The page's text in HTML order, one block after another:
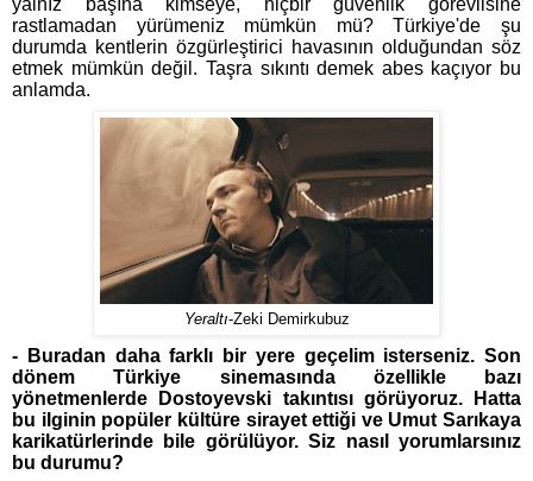
rastlamadan yürümeniz mümkün mü? Türkiye'de şu
durumda kentlerin özgürleştirici havasının olduğundan söz
etmek mümkün değil. Taşra sıkıntı demek abes kaçıyor bu
anlamda.
Yeraltı-Zeki Demirkubuz
- Buradan daha farklı bir yere geçelim isterseniz. Son
dönem Türkiye sinemasında özellikle bazı
yönetmenlerde Dostoyevski takıntısı görüyoruz. Hatta
bu ilginin popüler kültüre sirayet ettiği ve Umut Sarıkaya
karikatürlerinde bile görülüyor. Siz nasıl yorumlarsınız
bu durumu?